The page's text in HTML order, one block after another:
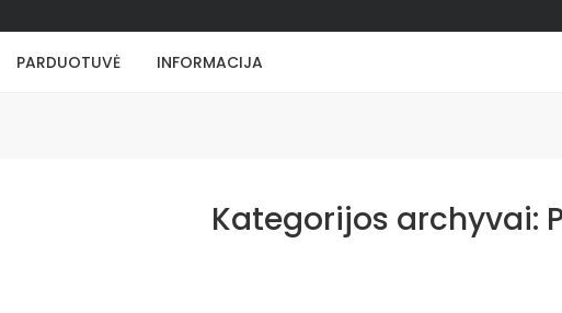
PARDUOTUVĖ INFORMACIJA
Kategorijos archyvai: